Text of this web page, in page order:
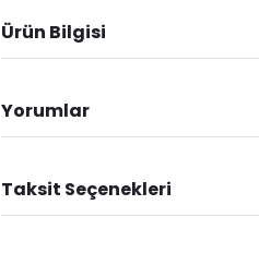
Ürün Bilgisi
Yorumlar
Taksit Seçenekleri